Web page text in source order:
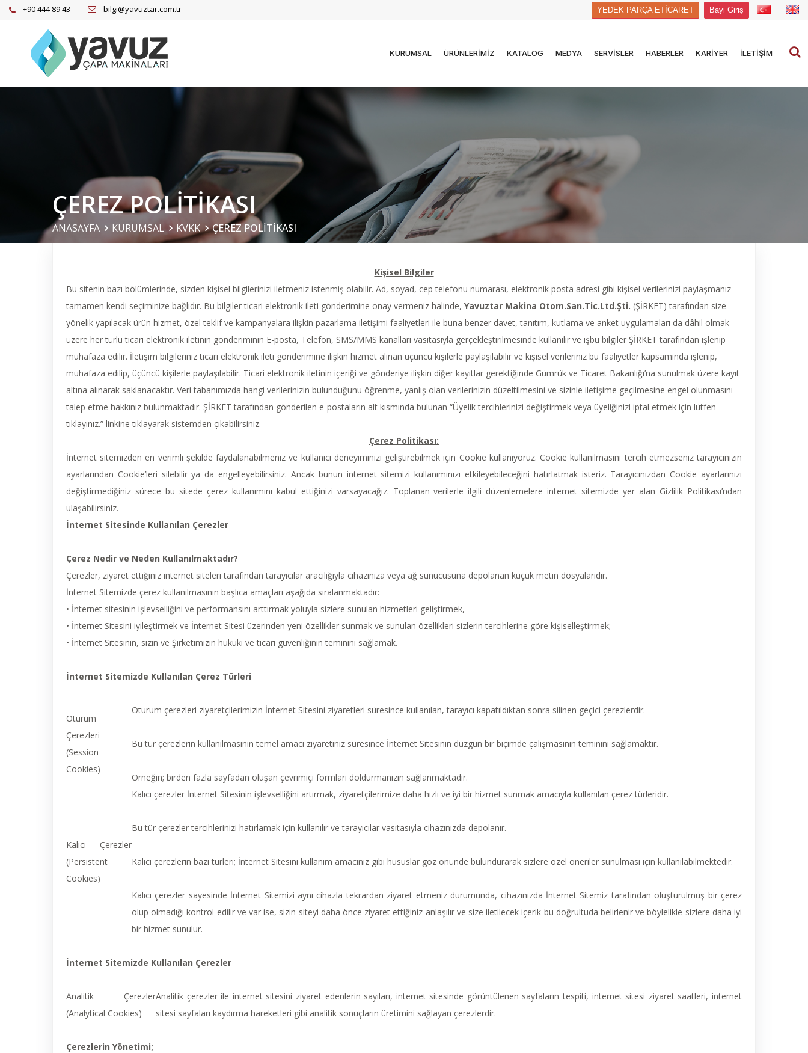
+90 444 89 43 bilgi@yavuztar.com.tr YEDEK PARÇA ETİCARET Bayi Giriş
KURUMSAL ÜRÜNLERİMİZ KATALOG MEDYA SERVİSLER HABERLER KARİYER İLETİŞİM
ÇEREZ POLİTİKASI
ANASAYFA KURUMSAL KVKK ÇEREZ POLİTİKASI
Kişisel Bilgiler
Bu sitenin bazı bölümlerinde, sizden kişisel bilgilerinizi iletmeniz istenmiş olabilir. Ad, soyad, cep telefonu numarası, elektronik posta adresi gibi kişisel verilerinizi paylaşmanız
tamamen kendi seçiminize bağlıdır. Bu bilgiler ticari elektronik ileti gönderimine onay vermeniz halinde, Yavuztar Makina Otom.San.Tic.Ltd.Şti. (ŞİRKET) tarafından size
yönelik yapılacak ürün hizmet, özel teklif ve kampanyalara ilişkin pazarlama iletişimi faaliyetleri ile buna benzer davet, tanıtım, kutlama ve anket uygulamaları da dâhil olmak
üzere her türlü ticari elektronik iletinin gönderiminin E-posta, Telefon, SMS/MMS kanalları vasıtasıyla gerçekleştirilmesinde kullanılır ve işbu bilgiler ŞİRKET tarafından işlenip
muhafaza edilir. İletişim bilgileriniz ticari elektronik ileti gönderimine ilişkin hizmet alınan üçüncü kişilerle paylaşılabilir ve kişisel verileriniz bu faaliyetler kapsamında işlenip,
muhafaza edilip, üçüncü kişilerle paylaşılabilir. Ticari elektronik iletinin içeriği ve gönderiye ilişkin diğer kayıtlar gerektiğinde Gümrük ve Ticaret Bakanlığı’na sunulmak üzere kayıt
altına alınarak saklanacaktır. Veri tabanımızda hangi verilerinizin bulunduğunu öğrenme, yanlış olan verilerinizin düzeltilmesini ve sizinle iletişime geçilmesine engel olunmasını
talep etme hakkınız bulunmaktadır. ŞİRKET tarafından gönderilen e-postaların alt kısmında bulunan “Üyelik tercihlerinizi değiştirmek veya üyeliğinizi iptal etmek için lütfen
tıklayınız.” linkine tıklayarak sistemden çıkabilirsiniz.
Çerez Politikası:
İnternet sitemizden en verimli şekilde faydalanabilmeniz ve kullanıcı deneyiminizi geliştirebilmek için Cookie kullanıyoruz. Cookie kullanılmasını tercih etmezseniz tarayıcınızın
ayarlarından Cookie’leri silebilir ya da engelleyebilirsiniz. Ancak bunun internet sitemizi kullanımınızı etkileyebileceğini hatırlatmak isteriz. Tarayıcınızdan Cookie ayarlarınızı
değiştirmediğiniz sürece bu sitede çerez kullanımını kabul ettiğinizi varsayacağız. Toplanan verilerle ilgili düzenlemelere internet sitemizde yer alan Gizlilik Politikası’ndan
ulaşabilirsiniz.
İnternet Sitesinde Kullanılan Çerezler
Çerez Nedir ve Neden Kullanılmaktadır?
Çerezler, ziyaret ettiğiniz internet siteleri tarafından tarayıcılar aracılığıyla cihazınıza veya ağ sunucusuna depolanan küçük metin dosyalarıdır.
İnternet Sitemizde çerez kullanılmasının başlıca amaçları aşağıda sıralanmaktadır:
• İnternet sitesinin işlevselliğini ve performansını arttırmak yoluyla sizlere sunulan hizmetleri geliştirmek,
• İnternet Sitesini iyileştirmek ve İnternet Sitesi üzerinden yeni özellikler sunmak ve sunulan özellikleri sizlerin tercihlerine göre kişiselleştirmek;
• İnternet Sitesinin, sizin ve Şirketimizin hukuki ve ticari güvenliğinin teminini sağlamak.
İnternet Sitemizde Kullanılan Çerez Türleri
Oturum
Çerezleri
(Session
Cookies)
Oturum çerezleri ziyaretçilerimizin İnternet Sitesini ziyaretleri süresince kullanılan, tarayıcı kapatıldıktan sonra silinen geçici çerezlerdir.
Bu tür çerezlerin kullanılmasının temel amacı ziyaretiniz süresince İnternet Sitesinin düzgün bir biçimde çalışmasının teminini sağlamaktır.
Örneğin; birden fazla sayfadan oluşan çevrimiçi formları doldurmanızın sağlanmaktadır.
Kalıcı Çerezler
(Persistent
Cookies)
Kalıcı çerezler İnternet Sitesinin işlevselliğini artırmak, ziyaretçilerimize daha hızlı ve iyi bir hizmet sunmak amacıyla kullanılan çerez türleridir.
Bu tür çerezler tercihlerinizi hatırlamak için kullanılır ve tarayıcılar vasıtasıyla cihazınızda depolanır.
Kalıcı çerezlerin bazı türleri; İnternet Sitesini kullanım amacınız gibi hususlar göz önünde bulundurarak sizlere özel öneriler sunulması için kullanılabilmektedir.
Kalıcı çerezler sayesinde İnternet Sitemizi aynı cihazla tekrardan ziyaret etmeniz durumunda, cihazınızda İnternet Sitemiz tarafından oluşturulmuş bir çerez
olup olmadığı kontrol edilir ve var ise, sizin siteyi daha önce ziyaret ettiğiniz anlaşılır ve size iletilecek içerik bu doğrultuda belirlenir ve böylelikle sizlere daha iyi
bir hizmet sunulur.
İnternet Sitemizde Kullanılan Çerezler
Analitik Çerezler
(Analytical Cookies)
Analitik çerezler ile internet sitesini ziyaret edenlerin sayıları, internet sitesinde görüntülenen sayfaların tespiti, internet sitesi ziyaret saatleri, internet
sitesi sayfaları kaydırma hareketleri gibi analitik sonuçların üretimini sağlayan çerezlerdir.
Çerezlerin Yönetimi;